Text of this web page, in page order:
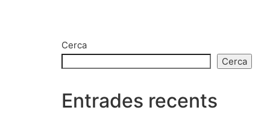
Cerca
Cerca
Entrades recents